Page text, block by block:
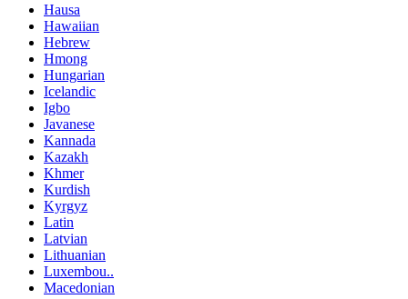
Hausa
Hawaiian
Hebrew
Hmong
Hungarian
Icelandic
Igbo
Javanese
Kannada
Kazakh
Khmer
Kurdish
Kyrgyz
Latin
Latvian
Lithuanian
Luxembou..
Macedonian